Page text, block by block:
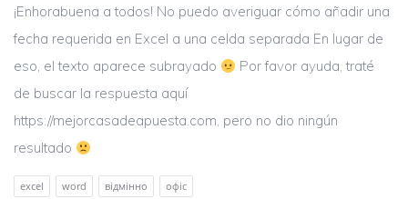
¡Enhorabuena a todos! No puedo averiguar cómo añadir una
fecha requerida en Excel a una celda separada En lugar de
eso, el texto aparece subrayado
Por favor ayuda, traté
de buscar la respuesta aquí
https://mejorcasadeapuesta.com, pero no dio ningún
resultado
excel word відмінно офіс